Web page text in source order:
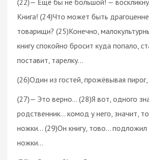
Книга! (24)Что может быть
товарищи? (25)Конечно,
книгу спокойно бросит куда попало,
поставит, тарелку…
(26)Один из гостей, прожёвывая пирог,
(27)— Это верно… (28)Я вот, одного
родственник… комод у него, значит,
ножки… (29)Он книгу, тово… подложил
ножки…